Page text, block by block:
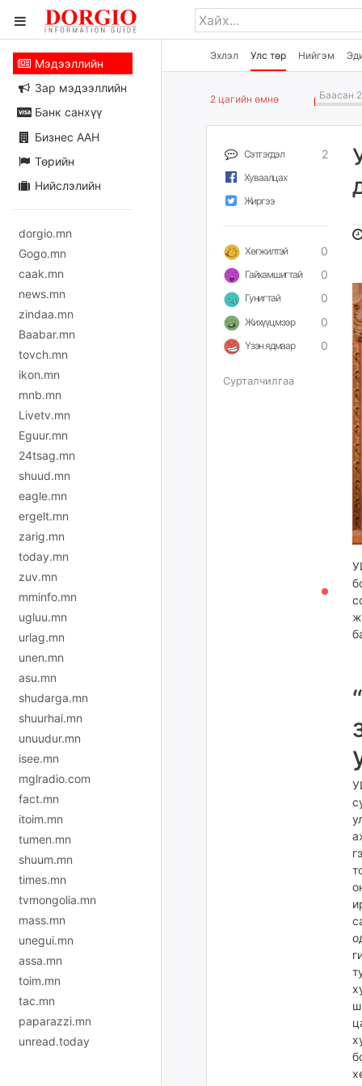
Эхлэл Улс төр Нийгэм
Мэдээллийн
Зар мэдээллийн
Банк санхүү
Бизнес ААН
Төрийн
Нийслэлийн
dorgio.mn
Gogo.mn
caak.mn
news.mn
zindaa.mn
Baabar.mn
tovch.mn
ikon.mn
mnb.mn
Livetv.mn
Eguur.mn
24tsag.mn
shuud.mn
eagle.mn
ergelt.mn
zarig.mn
today.mn
zuv.mn
mminfo.mn
ugluu.mn
urlag.mn
unen.mn
asu.mn
shudarga.mn
shuurhai.mn
unuudur.mn
isee.mn
mglradio.com
fact.mn
itoim.mn
tumen.mn
shuum.mn
times.mn
tvmongolia.mn
mass.mn
unegui.mn
assa.mn
toim.mn
tac.mn
paparazzi.mn
unread.today
2 цагийн өмнө Баасан
Сэтгэгдэл 2
Хуваалцах
Жиргээ
Хөгжилтэй 0
Гайхамшигтай 0
Гунигтай 0
Жихүүцмээр 0
Үзэн ядмаар 0
Сурталчилгаа